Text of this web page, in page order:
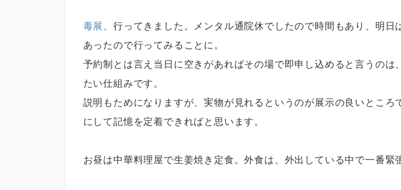
毒展、行ってきました。メンタル通院休でしたので時間もあり、明日
あったので行ってみることに。
予約制とは言え当日に空きがあればその場で即申し込めると言うのは
たい仕組みです。
説明もためになりますが、実物が見れるというのが展示の良いところ
にして記憶を定着できればと思います。
お昼は中華料理屋で生姜焼き定食。外食は、外出している中で一番緊